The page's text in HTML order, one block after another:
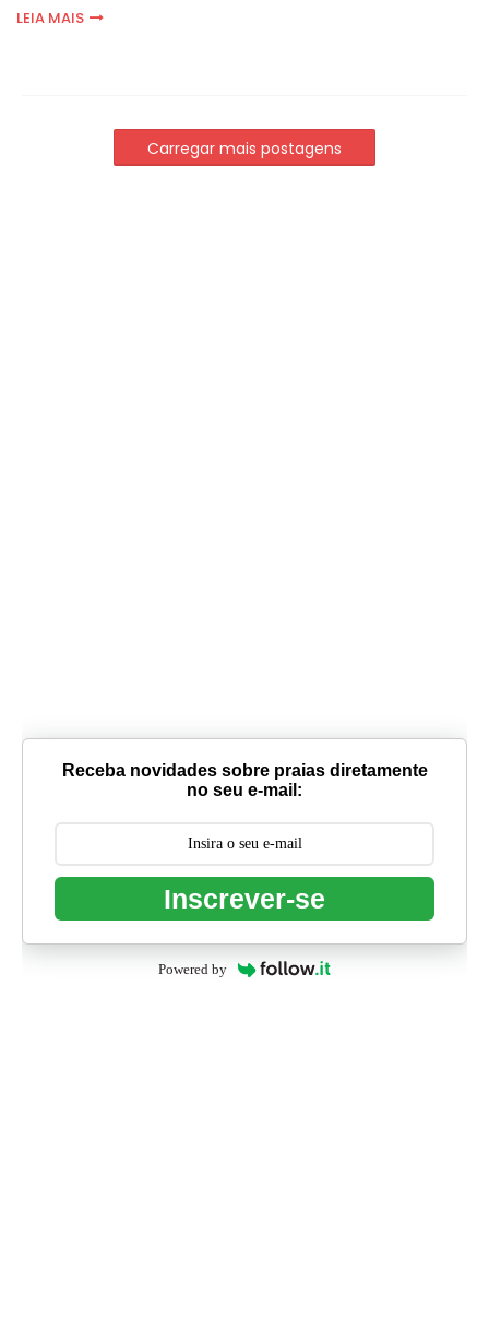
LEIA MAIS
Carregar mais postagens
Receba novidades sobre praias diretamente
no seu e-mail:
Inscrever-se
Powered by